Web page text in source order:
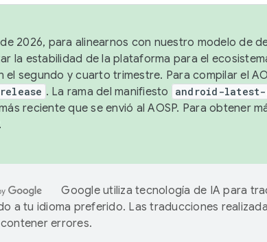
2026, para alinearnos con nuestro modelo de
la estabilidad de la plataforma para el
el segundo y cuarto trimestre. Para compilar el
. La rama del manifiesto android-latest-
reciente que se envió al AOSP. Para obtener
Google utiliza tecnología de IA para
a tu idioma preferido. Las traducciones
errores.